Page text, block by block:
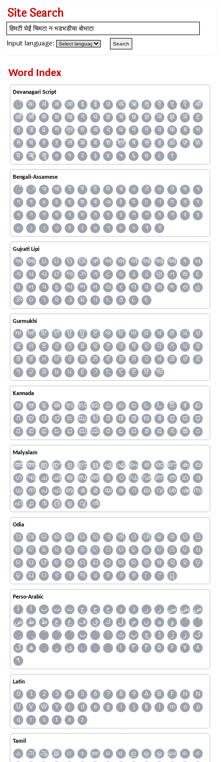
Site Search
Input language:
Word Index
Devanagari Script
ँ अः अं अ आ इ ई उ ऊ ऋ ऌ ऍ ए ऐ
ऑ
ओ
औ क क्ष ख ग घ ङ च छ ज्ञ ज झ ञ
ट
ठ
ड ढ ण त्र त थ द ध न ऩ प फ ब
भ
म
य र ऱ ल ळ व श श्र ष स ह ॐ ज़
फ़
य़
ॠ ॡ ० १ २ ३ ४ ५ ६ ७ ८ ९
Bengali-Assamese
ঁ ং অ আ ই ঈ উ ঊ ঋ এ ঐ ও ঔ ক
খ
গ
ঘ ঙ চ ছ জ ঝ ঞ ঠ ড ঢ ণ ত থ
দ
ধ
ন প ফ ব ভ ম য র ল শ ষ স হ
য়
০
১ ২ ৩ ৪ ৫ ৬ ৭ ৮ ৯ ৰ ৱ
Gujrati Lipi
અ આ ઇ ઈ ઉ ઊ ઋ ઍ એ ઐ ઑ ઓ ઔ ક
ખ
ગ
ઘ ચ છ જ ઝ ઞ ટ ઠ ડ ઢ ણ ત થ
દ
ધ
ન પ ફ બ ભ મ ય ર લ વ શ ષ સ
હ
ૐ
૦ ૧ ૨ ૩ ૪ ૫ ૬ ૭ ૮ ૯
Gurmukhi
ਅ ਆ ਇ ਈ ਉ ਊ ਏ ਐ ਓ ਔ ਕ ਖ ਗ ਘ
ਚ
ਛ
ਜ ਝ ਟ ਠ ਡ ਢ ਣ ਤ ਥ ਦ ਧ ਨ ਪ
ਫ
ਬ
ਭ ਮ ਯ ਰ ਲ ਲ਼ ਵ ਸ਼ ਸ ਹ ਖ਼ ਗ਼ ਜ਼
ਫ਼
੧
੨ ੩ ੪ ੫ ੬ ੭ ੮ ੯ ੲ ੳ ੴ
Kannada
ಅ ಆ ಇ ಈ ಉ ಊ ಋ ಎ ಏ ಐ ಒ ಓ ಔ ಕ
ಖ
ಗ
ಘ ಚ ಛ ಜ ಝ ಟ ಠ ಡ ಢ ಣ ತ ಥ ದ
ಧ
ನ
ಪ ಫ ಬ ಭ ಮ ಯ ರ ಲ ವ ಶ ಷ ಸ ಹ ೧
Malyalam
അ ആ ഇ ഈ ഉ ഊ ഋ എ ഏ ഐ ഒ ഓ ഔ ക
ഖ
ഗ
ഘ ച ഛ ജ ഝ ഞ ട ഠ ഡ ഢ ണ ത ഥ
ദ
ധ
ന പ ഫ ബ ഭ മ യ ര റ ല വ ശ ഷ
സ
ഹ
൧ ൪ ൫ ൭ ൮ ൯
Odia
ଅ ଆ ଇ ଈ ଉ ଊ ଋ ଏ ଐ ଓ ଔ କ ଖ ଗ
ଘ
ଙ
ଚ ଛ ଜ ଝ ଞ ଟ ଠ ଡ ଢ ଣ ତ ଥ ଦ
ଧ
ନ
ପ ଫ ବ ଭ ମ ଯ ର ଲ ଳ ଶ ଷ ସ ହ
ଡ଼
ଢ଼
ୟ ୦ ୧ ୨ ୩ ୪ ୫ ୬ ୭ ୮ ୯ ୱ
Perso-Arabic
آ ا ب ت ث ج ح خ د ذ ر ز س ش ص
ض
ط ظ ع غ ف ق ك ل م ن ه
و
ٮ
ٲ ٹ پ چ ڈ ڑ ژ
ک
گ
ھ ہ ۄ ی ے ۔ ۱ ۳ ۴ ۵ ۶ ۷
۸
۹
Latin
0 1 2 3 4 5 6 7 8 9 A B F H
N
U
V W Y c d e g i j k l m o
p
q
r s t x z
Tamil
ஃ அ ஆ இ ஈ உ ஊ எ ஏ ஐ ஒ ஓ ஔ க
ச